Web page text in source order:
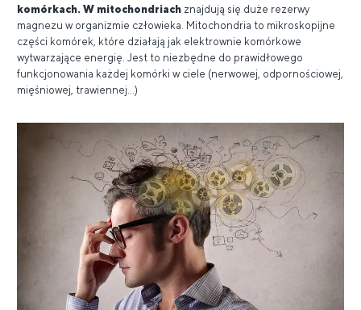
komórkach. W mitochondriach znajdują się duże rezerwy
magnezu w organizmie człowieka. Mitochondria to mikroskopijne
części komórek, które działają jak elektrownie komórkowe
wytwarzające energię. Jest to niezbędne do prawidłowego
funkcjonowania każdej komórki w ciele (nerwowej, odpornościowej,
mięśniowej, trawiennej...)